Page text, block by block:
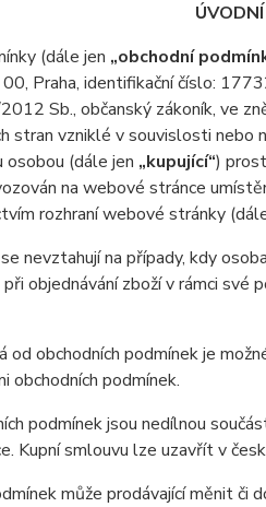
(dále jen „obchodní
, Praha, identifikační číslo:
Sb., občanský zákoník, ve
stran vzniklé v souvislosti nebo
osobou (dále jen „kupující“)
na webové stránce
rozhraní webové stránky
na případy, kdy
objednávání zboží v rámci
obchodních podmínek je
obchodních podmínek.
podmínek jsou nedílnou
Kupní smlouvu lze uzavřít v
může prodávající měnit či